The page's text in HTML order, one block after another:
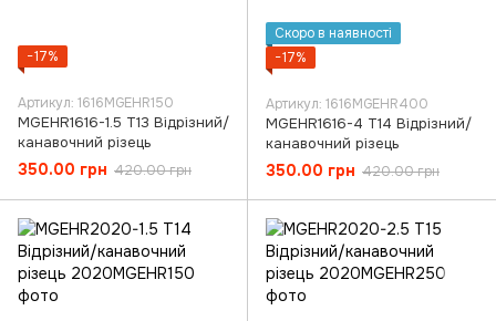
−17%
Артикул: 1616MGEHR150
MGEHR1616-1.5 T13 Відрізний/
канавочний різець
350.00 грн 420.00 грн
Скоро в наявності
−17%
Артикул: 1616MGEHR400
MGEHR1616-4 T14 Відрізний/
канавочний різець
350.00 грн 420.00 грн